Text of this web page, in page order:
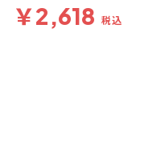
￥2,618 税込